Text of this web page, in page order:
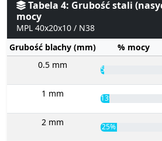
Tabela 4: Grubość stali
mocy
MPL 40x20x10 / N38
Grubość blachy (mm)
% mocy
0.5 mm
5%
1 mm 13%
2 mm 25%